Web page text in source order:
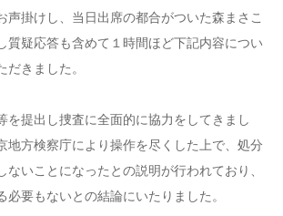
声掛けし、当日出席の都合がついた森まさこ
質疑応答も含めて１時間ほど下記内容につい
だきました。
を提出し捜査に全面的に協力をしてきまし
地方検察庁により操作を尽くした上で、処分
ないことになったとの説明が行われており、
必要もないとの結論にいたりました。